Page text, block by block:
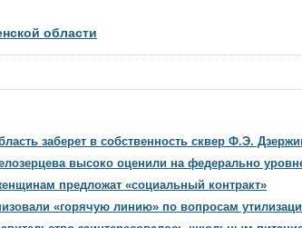
области
заберет в собственность сквер Ф.Э.
высоко оценили на федерально
предложат «социальный контракт»
«горячую линию» по вопросам